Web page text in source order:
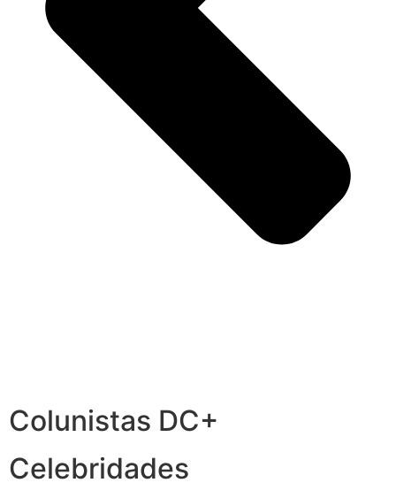
Colunistas DC+
Celebridades